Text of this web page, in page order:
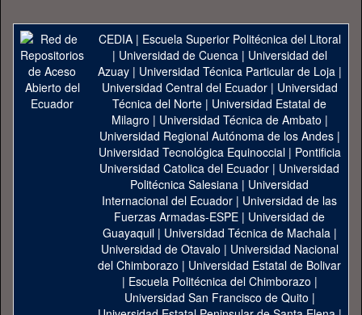
CEDIA| Escuela Superior Politécnica del Litoral
| Universidad de Cuenca| Universidad del
Azuay| Universidad Técnica Particular de Loja|
Universidad Central del Ecuador| Universidad
Técnica del Norte | Universidad Estatal de
Milagro | Universidad Técnica de Ambato |
Universidad Regional Autónoma de los Andes|
Universidad Tecnológica Equinoccial| Pontificia
Universidad Catolica del Ecuador | Universidad
Politécnica Salesiana | Universidad
Internacional del Ecuador | Universidad de las
Fuerzas Armadas-ESPE | Universidad de
Guayaquil| Universidad Técnica de Machala|
Universidad de Otavalo | Universidad Nacional
del Chimborazo | Universidad Estatal de Bolivar
| Escuela Politécnica del Chimborazo |
Universidad San Francisco de Quito |